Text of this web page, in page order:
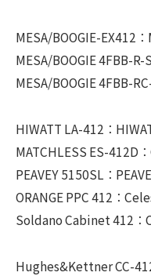
MESA/BOOGIE-EX412
MESA/BOOGIE 4FBB-
MESA/BOOGIE 4FBB-
HIWATT LA-412：
MATCHLESS ES-412D
PEAVEY 5150SL：
ORANGE PPC 412：
Soldano Cabinet 412
Hughes&Kettner CC-